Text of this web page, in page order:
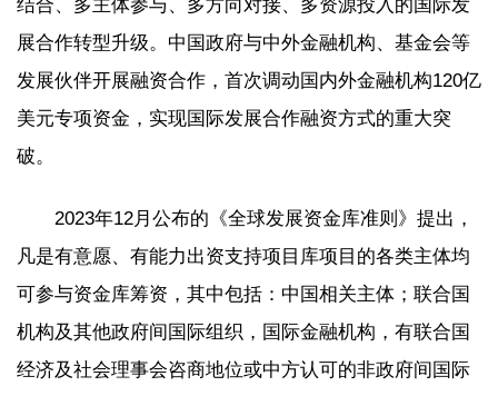
结合、多主体参与、多方向对接、多资源投入的国际发
展合作转型升级。中国政府与中外金融机构、基金会等
发展伙伴开展融资合作，首次调动国内外金融机构120亿
美元专项资金，实现国际发展合作融资方式的重大突
破。
2023年12月公布的《全球发展资金库准则》提出，
凡是有意愿、有能力出资支持项目库项目的各类主体均
可参与资金库筹资，其中包括：中国相关主体；联合国
机构及其他政府间国际组织，国际金融机构，有联合国
经济及社会理事会咨商地位或中方认可的非政府间国际